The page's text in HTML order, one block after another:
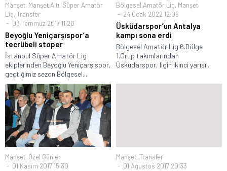
Manşet, Manşet Altı, Süper Amatör
Lig, Transfer
03 Temmuz 2017 11:20
Beyoğlu Yeniçarşıspor’a
tecrübeli stoper
İstanbul Süper Amatör Lig
ekiplerinden Beyoğlu Yeniçarşıspor,
geçtiğimiz sezon Bölgesel...
Bölgesel Amatör Lig, Manşet
24 Ocak 2022 12:06
Üsküdarspor’un Antalya
kampı sona erdi
Bölgesel Amatör Lig 6.Bölge
1.Grup takımlarından
Üsküdarspor, ligin ikinci yarısı...
Manşet, Özel Günler
01 Kasım 2017 15:30
Manşet, Transfer
01 Ağustos 2017 20:33